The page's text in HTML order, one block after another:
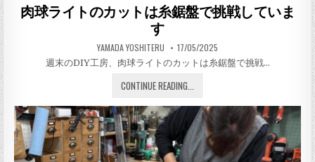
肉球ライトのカットは糸鋸盤で挑戦していま
す
AUTHOR:
YAMADA YOSHITERU PUBLISHED DATE:
17/05/2025
週末のDIY工房、肉球ライトのカットは糸鋸盤で挑戦…
CONTINUE READING... 肉球ライトのカットは糸鋸